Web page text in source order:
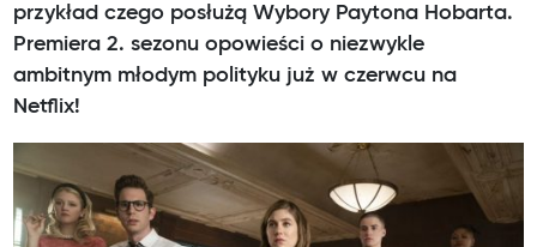
przykład czego posłużą Wybory Paytona Hobarta.
Premiera 2. sezonu opowieści o niezwykle
ambitnym młodym polityku już w czerwcu na
Netflix!